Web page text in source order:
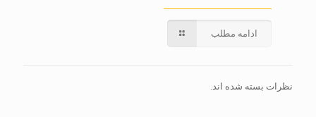
ادامه مطلب
نظرات بسته شده اند.